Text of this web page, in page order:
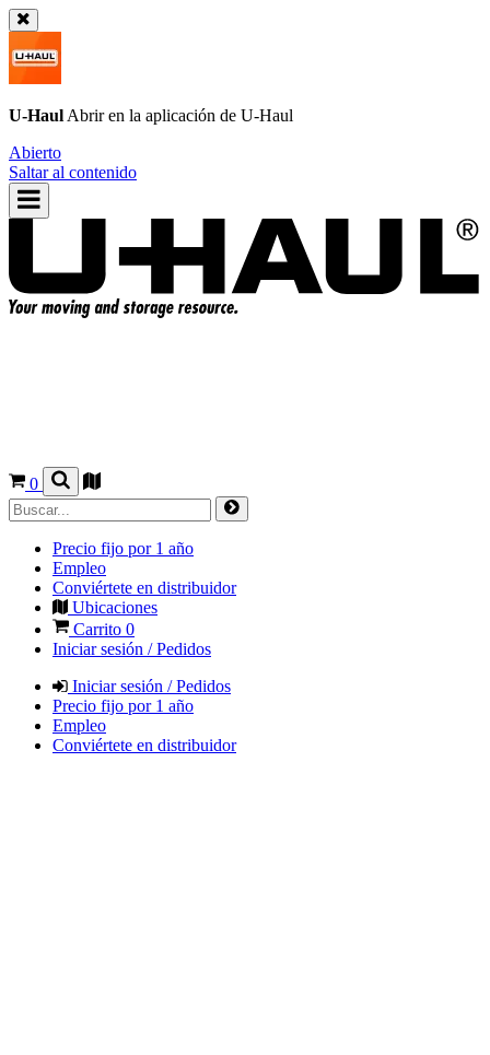
U-Haul Abrir en la aplicación de U-Haul
Abierto
Saltar al contenido
0
Precio fijo por 1 año
Empleo
Conviértete en distribuidor
Ubicaciones
Carrito 0
Iniciar sesión / Pedidos
Iniciar sesión / Pedidos
Precio fijo por 1 año
Empleo
Conviértete en distribuidor